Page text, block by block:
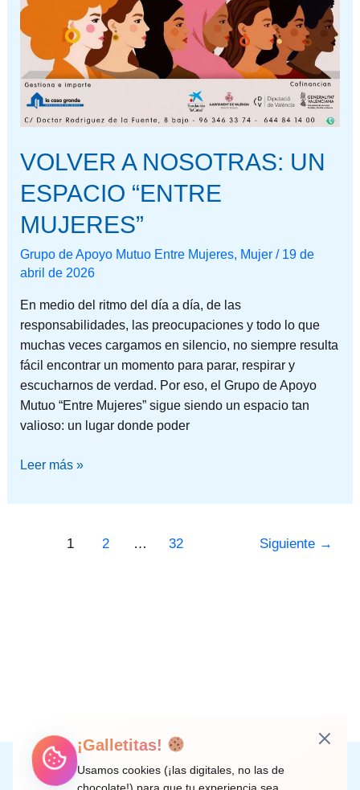
VOLVER A NOSOTRAS: UN
ESPACIO “ENTRE
MUJERES”
Grupo de Apoyo Mutuo Entre Mujeres, Mujer/ 19 de
abril de 2026
En medio del ritmo del día a día, de las
responsabilidades, las preocupaciones y todo lo que
muchas veces cargamos en silencio, no siempre resulta
fácil encontrar un momento para parar, respirar y
escucharnos de verdad. Por eso, el Grupo de Apoyo
Mutuo “Entre Mujeres” sigue siendo un espacio tan
valioso: un lugar donde poder
“ENTRE
MUJERES”
Leer más »
1 2 … 32 Siguiente →
Instagram
Facebook
X LinkedIn
Correo electrónico
¡Galletitas!
Usamos cookies (¡las digitales, no las de